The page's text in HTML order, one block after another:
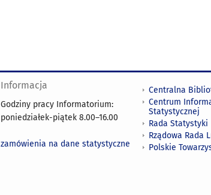
Informacja
Godziny pracy Informatorium:
poniedziałek-piątek 8.00–16.00
zamówienia na dane statystyczne
Centralna
Centrum
Statystycznej
Rada Statystyki
Rządowa Rada
Polskie